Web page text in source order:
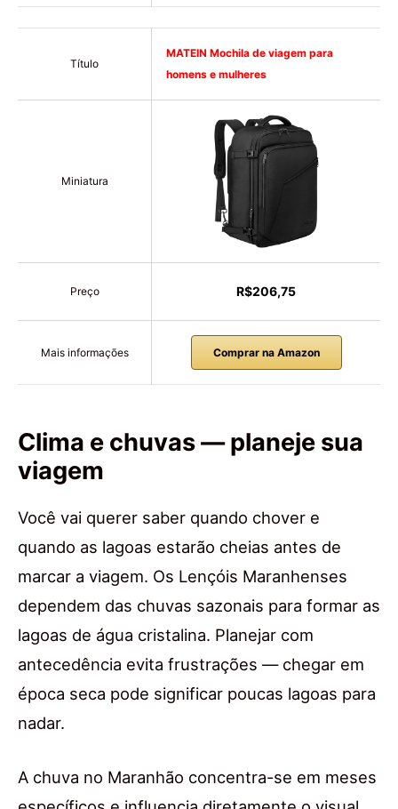
Título
MATEIN Mochila de viagem para
homens e mulheres
Miniatura
Preço R$206,75
Mais informações Comprar na Amazon
Clima e chuvas — planeje sua
viagem
Você vai querer saber quando chover e
quando as lagoas estarão cheias antes de
marcar a viagem. Os Lençóis Maranhenses
dependem das chuvas sazonais para formar as
lagoas de água cristalina. Planejar com
antecedência evita frustrações — chegar em
época seca pode significar poucas lagoas para
nadar.
A chuva no Maranhão concentra-se em meses